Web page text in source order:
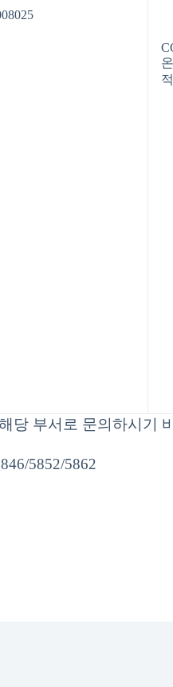
당 부서로 문의하시기
5852/5862